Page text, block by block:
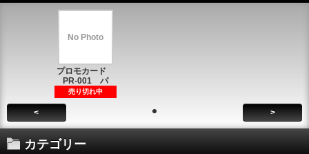
No Photo
プロモカード
PR-001 パ
売り切れ中
< >
カテゴリー